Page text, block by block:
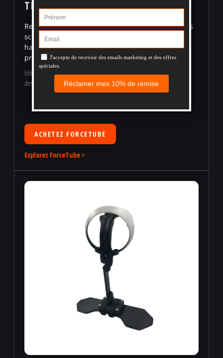
TIREURS PRIS EN CHARGE
Ressentez la classe d'arme, la cadence de tir et les
schémas de recul grâce à une crosse d'épaule
haptique conçue pour une immersion FPS plus
profonde.
Idéal pour : les joueurs qui souhaitent un véritable retour d'épaule et
des haptiques prises en charge sur les jeux de tir VR compatibles.
ACHETEZ FORCETUBE
Explorez ForceTube >